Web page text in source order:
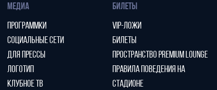
МЕДИА
ПРОГРАММКИ
СОЦИАЛЬНЫЕ СЕТИ
ДЛЯ ПРЕССЫ
ЛОГОТИП
КЛУБНОЕ ТВ
БИЛЕТЫ
VIP-ЛОЖИ
БИЛЕТЫ
ПРОСТРАНСТВО PREMIUM LOUNGE
ПРАВИЛА ПОВЕДЕНИЯ НА
СТАДИОНЕ